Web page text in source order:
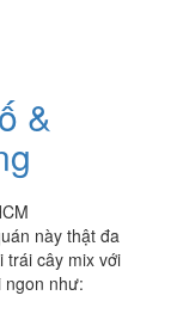
&
này thật đa
trái cây mix với
ngon như: